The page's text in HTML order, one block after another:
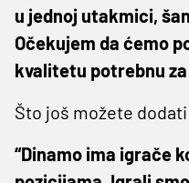
u jednoj utakmici,
Očekujem da ćemo
kvalitetu potrebnu za
Što još možete
“Dinamo ima igrače